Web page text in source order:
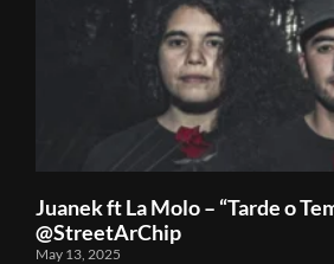
Juanek ft La Molo – “Tarde o
@StreetArChip
May 13, 2025